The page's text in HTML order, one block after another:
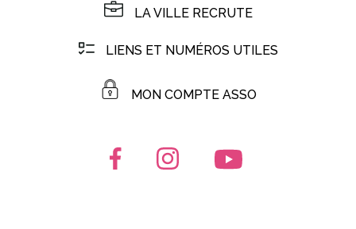
LA VILLE RECRUTE
LIENS ET NUMÉROS UTILES
MON COMPTE ASSO
Lien vers le compte Facebook
Lien vers le compte
Lien vers la chaîne